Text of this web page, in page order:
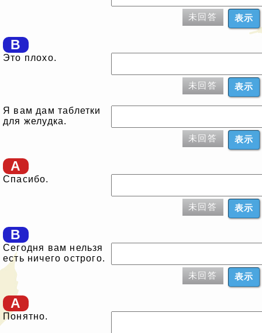
未回答 表示
B
Это плохо.
未回答 表示
Я вам дам таблетки
для желудка.
未回答
表示
A
Спасибо.
未回答 表示
B
Сегодня вам нельзя
есть ничего острого.
未回答
表示
A
Понятно.